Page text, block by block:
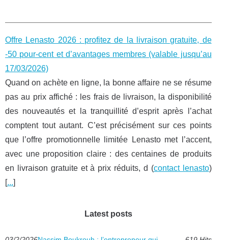
Offre Lenasto 2026 : profitez de la livraison gratuite, de
-50 pour-cent et d’avantages membres (valable jusqu’au
17/03/2026)
Quand on achète en ligne, la bonne affaire ne se résume
pas au prix affiché : les frais de livraison, la disponibilité
des nouveautés et la tranquillité d’esprit après l’achat
comptent tout autant. C’est précisément sur ces points
que l’offre promotionnelle limitée Lenasto met l’accent,
avec une proposition claire : des centaines de produits
en livraison gratuite et à prix réduits, d (contact lenasto)
[...]
Latest posts